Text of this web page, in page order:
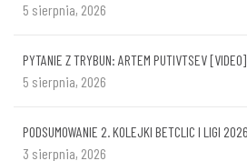
5 sierpnia, 2026
PYTANIE Z TRYBUN: ARTEM PUTIVTSEV [VIDEO]
5 sierpnia, 2026
PODSUMOWANIE 2. KOLEJKI BETCLIC I LIGI
3 sierpnia, 2026